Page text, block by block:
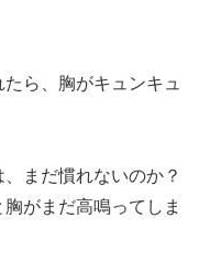
ら、胸がキュンキュ
まだ慣れないのか？
がまだ高鳴ってしま